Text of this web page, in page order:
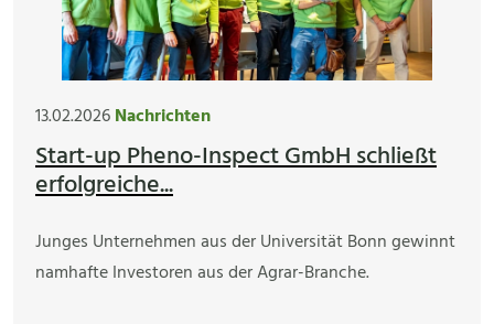
13.02.2026Nachrichten
Start-up Pheno-Inspect GmbH schließt
erfolgreiche...
Junges Unternehmen aus der Universität Bonn gewinnt
namhafte Investoren aus der Agrar-Branche.